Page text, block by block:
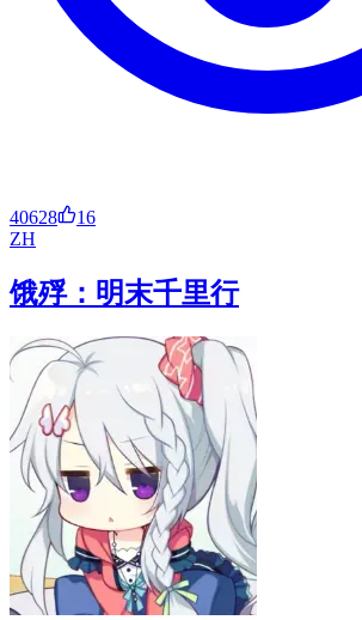
40628
16
ZH
饿殍：明末千里行